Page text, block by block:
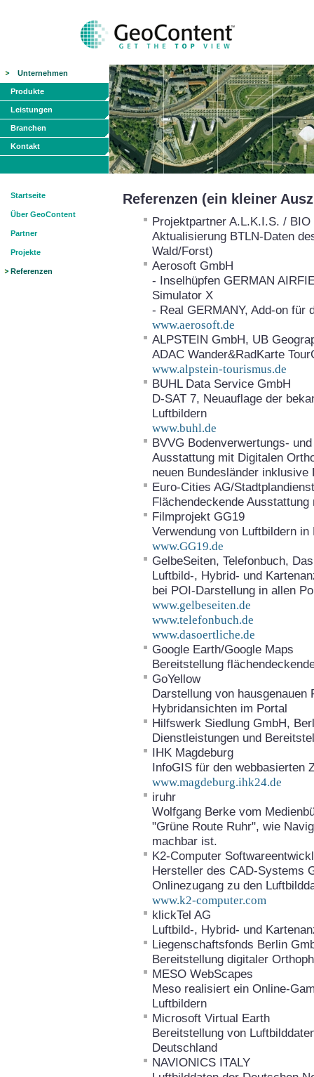
Unternehmen
Produkte
Leistungen
Branchen
Kontakt
Startseite
Über GeoContent
Partner
Projekte
Referenzen
Referenzen (ein kleiner
Projektpartner A.L.K.I.S. /
Aktualisierung BTLN-Daten
Wald/Forst)
Aerosoft GmbH
- Inselhüpfen GERMAN
Simulator X
- Real GERMANY, Add-on für
www.aerosoft.de
ALPSTEIN GmbH, UB
ADAC Wander&RadKarte
www.alpstein-tourismus.de
BUHL Data Service GmbH
D-SAT 7, Neuauflage der
Luftbildern
www.buhl.de
BVVG Bodenverwertungs-
Ausstattung mit Digitalen
neuen Bundesländer inklusive
Euro-Cities AG/
Flächendeckende
Filmprojekt GG19
Verwendung von Luftbildern in
www.GG19.de
GelbeSeiten, Telefonbuch,
Luftbild-, Hybrid- und
bei POI-Darstellung in allen
www.gelbeseiten.de
www.telefonbuch.de
www.dasoertliche.de
Google Earth/Google Maps
Bereitstellung
GoYellow
Darstellung von
Hybridansichten im Portal
Hilfswerk Siedlung GmbH,
Dienstleistungen und
IHK Magdeburg
InfoGIS für den webbasierten
www.magdeburg.ihk24.de
iruhr
Wolfgang Berke vom
"Grüne Route Ruhr", wie
machbar ist.
K2-Computer
Hersteller des CAD-Systems
Onlinezugang zu den
www.k2-computer.com
klickTel AG
Luftbild-, Hybrid- und
Liegenschaftsfonds Berlin
Bereitstellung digitaler
MESO WebScapes
Meso realisiert ein Online-
Luftbildern
Microsoft Virtual Earth
Bereitstellung von
Deutschland
NAVIONICS ITALY